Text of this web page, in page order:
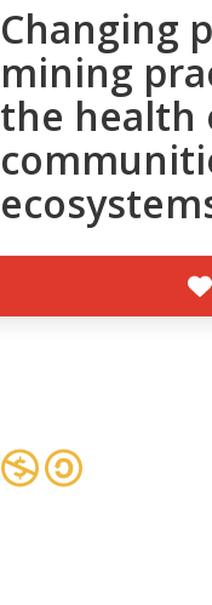
Changing
mining
the health